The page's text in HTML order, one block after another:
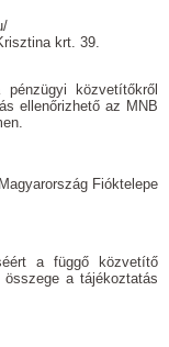
krt. 39.
közvetítőkről
ellenőrizhető az MNB
Fióktelepe
a függő közvetítő
a tájékoztatás